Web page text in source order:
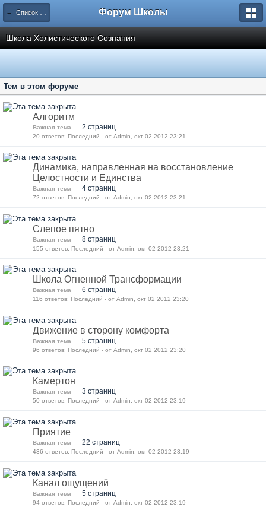
← Список категорий Форум Школы
Школа Холистического Сознания
Тем в этом форуме
Алгоритм
Важная тема 2 страниц
20 ответов: Последний - от Admin, окт 02 2012 23:21
Динамика, направленная на восстановление
Целостности и Единства
Важная тема 4 страниц
72 ответов: Последний - от Admin, окт 02 2012 23:21
Слепое пятно
Важная тема 8 страниц
155 ответов: Последний - от Admin, окт 02 2012 23:21
Школа Огненной Трансформации
Важная тема 6 страниц
116 ответов: Последний - от Admin, окт 02 2012 23:20
Движение в сторону комфорта
Важная тема 5 страниц
96 ответов: Последний - от Admin, окт 02 2012 23:20
Камертон
Важная тема 3 страниц
50 ответов: Последний - от Admin, окт 02 2012 23:19
Приятие
Важная тема 22 страниц
436 ответов: Последний - от Admin, окт 02 2012 23:19
Канал ощущений
Важная тема 5 страниц
94 ответов: Последний - от Admin, окт 02 2012 23:19